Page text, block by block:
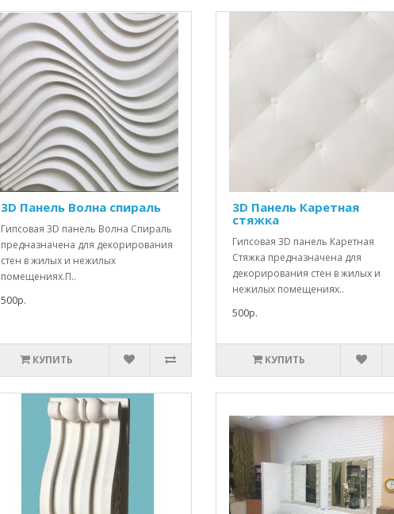
3D Панель Волна спираль
Гипсовая 3D панель Волна Спираль
предназначена для декорирования
стен в жилых и нежилых
помещениях.П..
500р.
КУПИТЬ
3D Панель Каретная
стяжка
Гипсовая 3D панель Каретная
Стяжка предназначена для
декорирования стен в жилых и
нежилых помещениях..
500р.
КУПИТЬ